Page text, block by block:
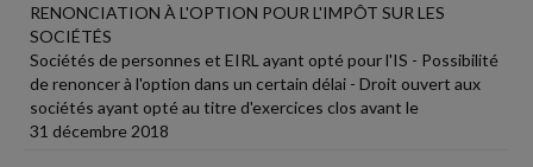
RENONCIATION À L'OPTION POUR L'IMPÔT SUR LES
SOCIÉTÉS
Sociétés de personnes et EIRL ayant opté pour l'IS - Possibilité
de renoncer à l'option dans un certain délai - Droit ouvert aux
sociétés ayant opté au titre d'exercices clos avant le
31 décembre 2018